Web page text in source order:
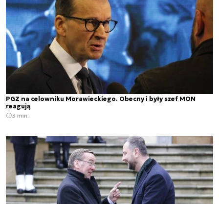
PGZ na celowniku Morawieckiego. Obecny i były szef MON
reagują
3 min.